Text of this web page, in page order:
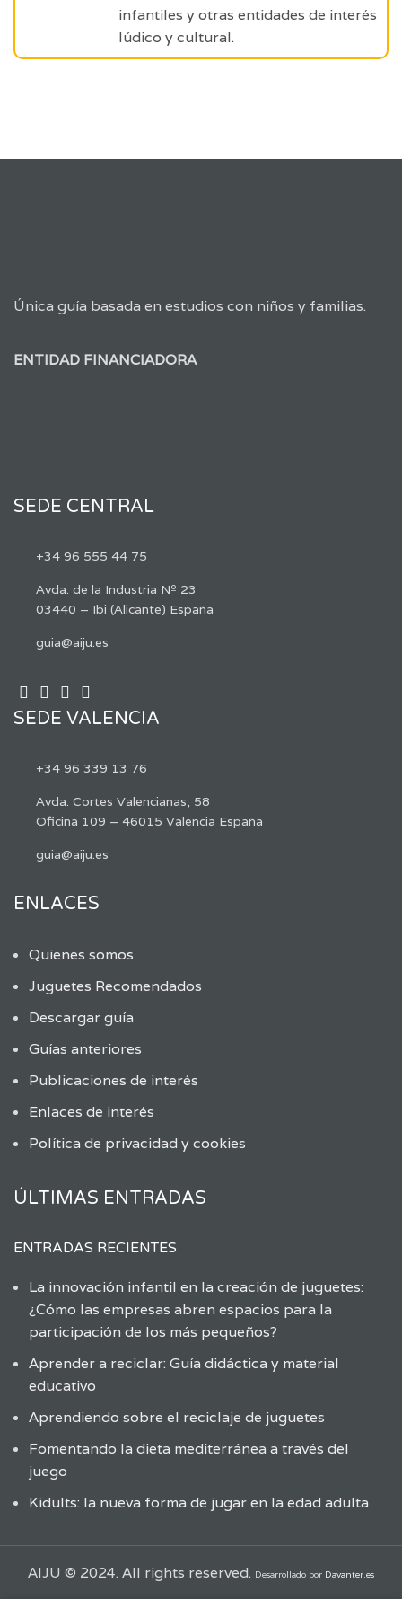
infantiles y otras entidades de interés
lúdico y cultural.
Única guía basada en estudios con niños y familias.
ENTIDAD FINANCIADORA
SEDE CENTRAL
+34 96 555 44 75
Avda. de la Industria Nº 23
03440 – Ibi (Alicante) España
guia@aiju.es
SEDE VALENCIA
+34 96 339 13 76
Avda. Cortes Valencianas, 58
Oficina 109 – 46015 Valencia España
guia@aiju.es
ENLACES
Quienes somos
Juguetes Recomendados
Descargar guía
Guías anteriores
Publicaciones de interés
Enlaces de interés
Política de privacidad y cookies
ÚLTIMAS ENTRADAS
ENTRADAS RECIENTES
La innovación infantil en la creación de juguetes:
¿Cómo las empresas abren espacios para la
participación de los más pequeños?
Aprender a reciclar: Guía didáctica y material
educativo
Aprendiendo sobre el reciclaje de juguetes
Fomentando la dieta mediterránea a través del
juego
Kidults: la nueva forma de jugar en la edad adulta
AIJU © 2024. All rights reserved. Desarrollado por Davanter.es